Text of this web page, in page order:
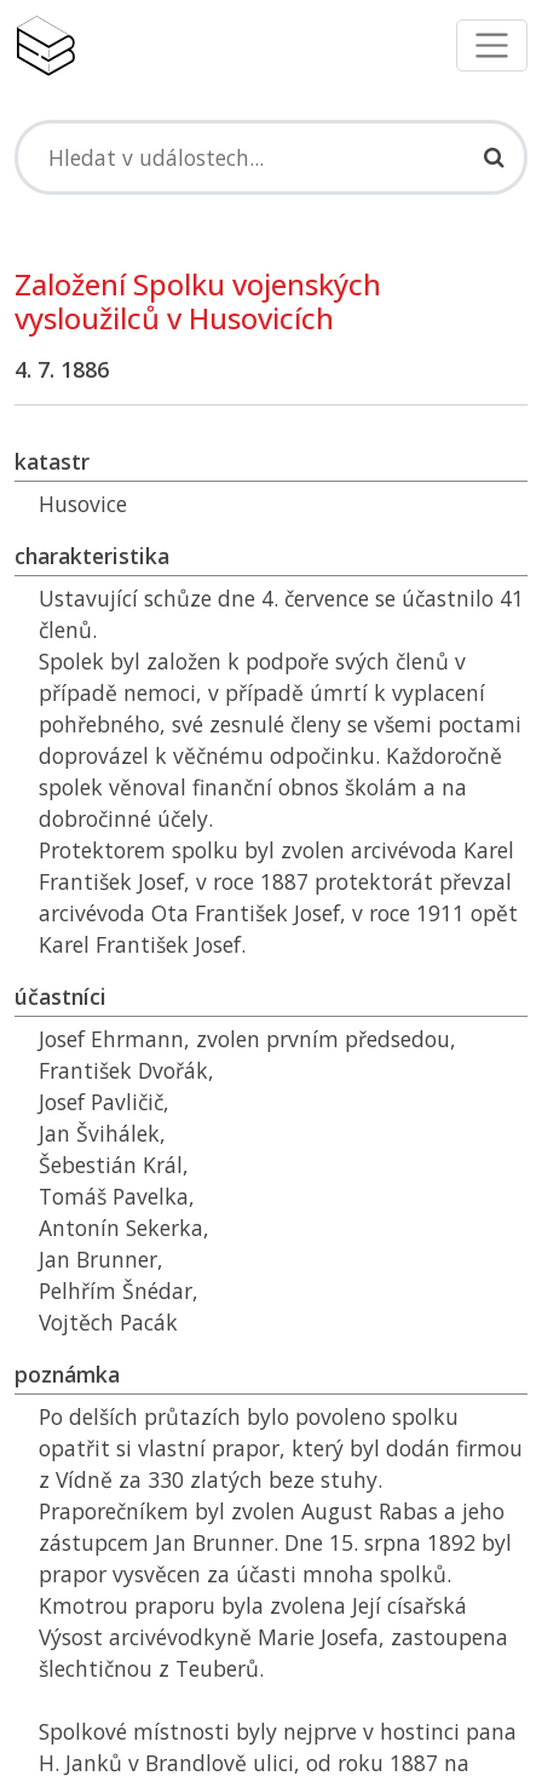
Založení Spolku vojenských
vysloužilců v Husovicích
4. 7. 1886
katastr
Husovice
charakteristika
Ustavující schůze dne 4. července se účastnilo 41
členů.
Spolek byl založen k podpoře svých členů v
případě nemoci, v případě úmrtí k vyplacení
pohřebného, své zesnulé členy se všemi poctami
doprovázel k věčnému odpočinku. Každoročně
spolek věnoval finanční obnos školám a na
dobročinné účely.
Protektorem spolku byl zvolen arcivévoda Karel
František Josef, v roce 1887 protektorát převzal
arcivévoda Ota František Josef, v roce 1911 opět
Karel František Josef.
účastníci
Josef Ehrmann, zvolen prvním předsedou,
František Dvořák,
Josef Pavličič,
Jan Švihálek,
Šebestián Král,
Tomáš Pavelka,
Antonín Sekerka,
Jan Brunner,
Pelhřím Šnédar,
Vojtěch Pacák
poznámka
Po delších průtazích bylo povoleno spolku
opatřit si vlastní prapor, který byl dodán firmou
z Vídně za 330 zlatých beze stuhy.
Praporečníkem byl zvolen August Rabas a jeho
zástupcem Jan Brunner. Dne 15. srpna 1892 byl
prapor vysvěcen za účasti mnoha spolků.
Kmotrou praporu byla zvolena Její císařská
Výsost arcivévodkyně Marie Josefa, zastoupena
šlechtičnou z Teuberů.
Spolkové místnosti byly nejprve v hostinci pana
H. Janků v Brandlově ulici, od roku 1887 na